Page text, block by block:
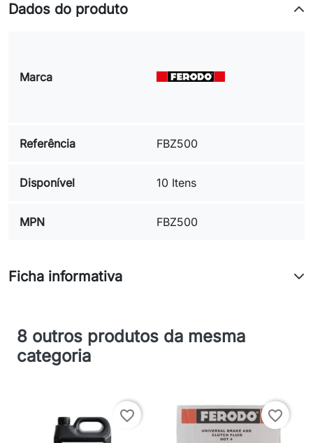
Dados do produto
Marca
Referência FBZ500
Disponível 10 Itens
MPN FBZ500
Ficha informativa
8 outros produtos da mesma
categoria
favorite_border favorite_border